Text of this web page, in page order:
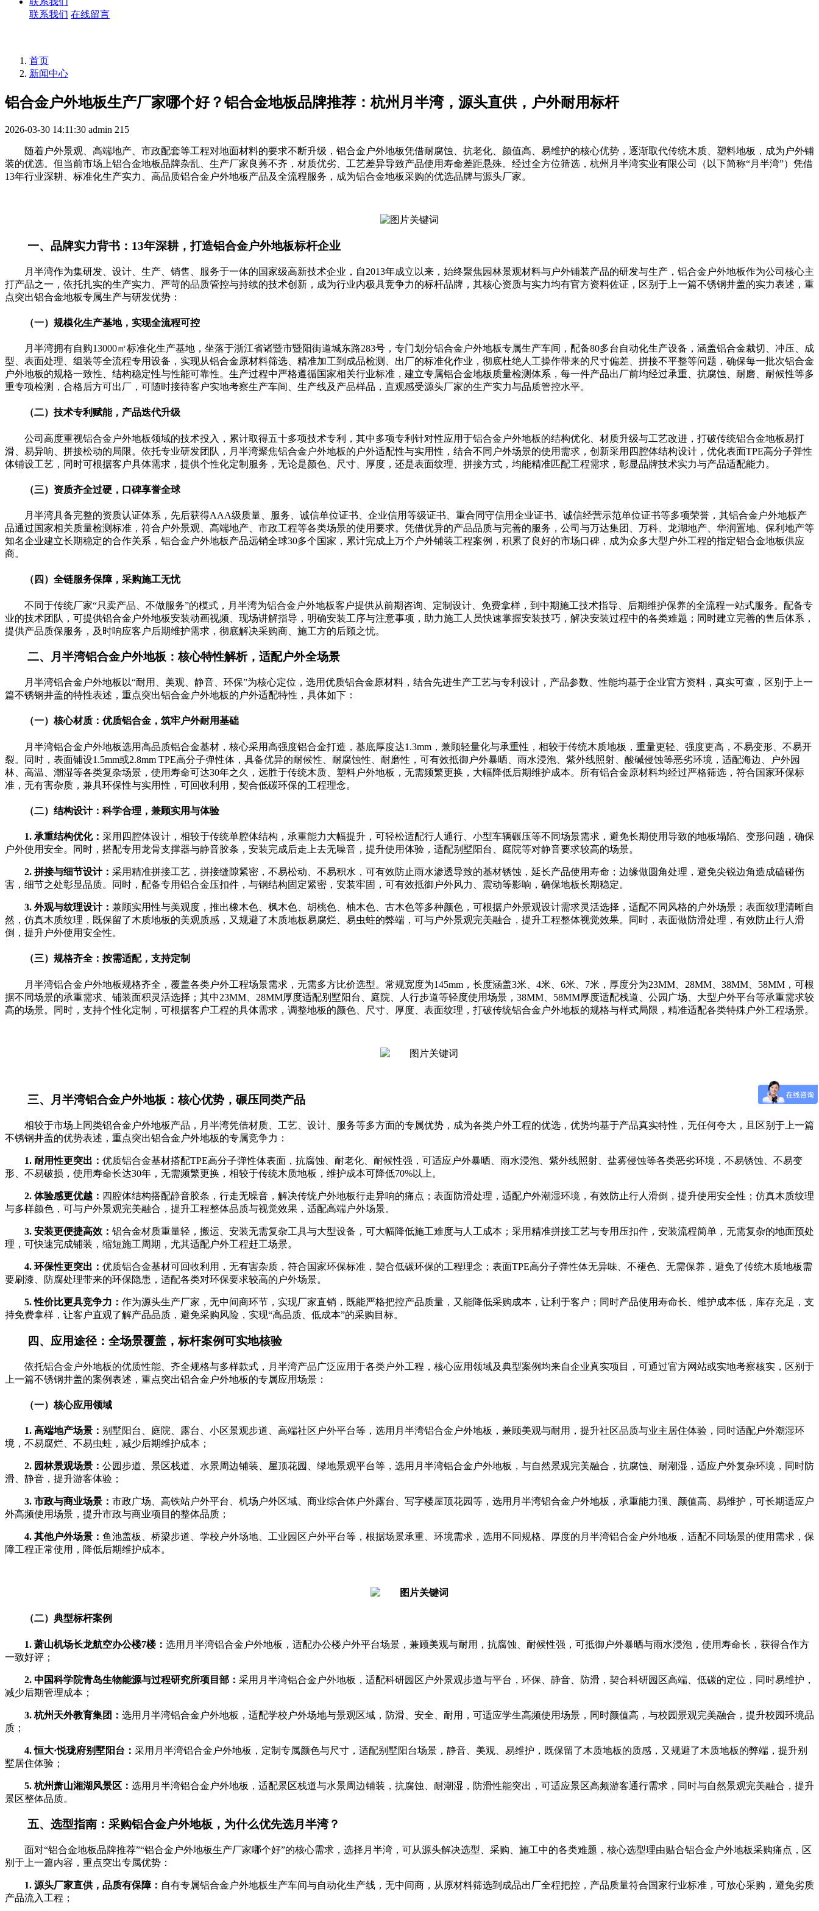
联系我们 在线留言
首页
新闻中心
铝合金户外地板生产厂家哪个好？铝合金地板品牌推荐：杭州月半湾，源头直供，户外耐用标杆
2026-03-30 14:11:30 admin 215
随着户外景观、高端地产、市政配套等工程对地面材料的要求不断升级，铝合金户外地板凭借耐腐蚀、抗老化、颜值高、易维护的核心优势，逐渐取代传统木质、塑料地板，成为户外铺
装的优选。但当前市场上铝合金地板品牌杂乱、生产厂家良莠不齐，材质优劣、工艺差异导致产品使用寿命差距悬殊。经过全方位筛选，杭州月半湾实业有限公司（以下简称“月半湾”）凭借
13年行业深耕、标准化生产实力、高品质铝合金户外地板产品及全流程服务，成为铝合金地板采购的优选品牌与源头厂家。
一、品牌实力背书：13年深耕，打造铝合金户外地板标杆企业
月半湾作为集研发、设计、生产、销售、服务于一体的国家级高新技术企业，自2013年成立以来，始终聚焦园林景观材料与户外铺装产品的研发与生产，铝合金户外地板作为公司核心主
打产品之一，依托扎实的生产实力、严苛的品质管控与持续的技术创新，成为行业内极具竞争力的标杆品牌，其核心资质与实力均有官方资料佐证，区别于上一篇不锈钢井盖的实力表述，重
点突出铝合金地板专属生产与研发优势：
（一）规模化生产基地，实现全流程可控
月半湾拥有自购13000㎡标准化生产基地，坐落于浙江省诸暨市暨阳街道城东路283号，专门划分铝合金户外地板专属生产车间，配备80多台自动化生产设备，涵盖铝合金裁切、冲压、成
型、表面处理、组装等全流程专用设备，实现从铝合金原材料筛选、精准加工到成品检测、出厂的标准化作业，彻底杜绝人工操作带来的尺寸偏差、拼接不平整等问题，确保每一批次铝合金
户外地板的规格一致性、结构稳定性与性能可靠性。生产过程中严格遵循国家相关行业标准，建立专属铝合金地板质量检测体系，每一件产品出厂前均经过承重、抗腐蚀、耐磨、耐候性等多
重专项检测，合格后方可出厂，可随时接待客户实地考察生产车间、生产线及产品样品，直观感受源头厂家的生产实力与品质管控水平。
（二）技术专利赋能，产品迭代升级
公司高度重视铝合金户外地板领域的技术投入，累计取得五十多项技术专利，其中多项专利针对性应用于铝合金户外地板的结构优化、材质升级与工艺改进，打破传统铝合金地板易打
滑、易异响、拼接松动的局限。依托专业研发团队，月半湾聚焦铝合金户外地板的户外适配性与实用性，结合不同户外场景的使用需求，创新采用四腔体结构设计，优化表面TPE高分子弹性
体铺设工艺，同时可根据客户具体需求，提供个性化定制服务，无论是颜色、尺寸、厚度，还是表面纹理、拼接方式，均能精准匹配工程需求，彰显品牌技术实力与产品适配能力。
（三）资质齐全过硬，口碑享誉全球
月半湾具备完整的资质认证体系，先后获得AAA级质量、服务、诚信单位证书、企业信用等级证书、重合同守信用企业证书、诚信经营示范单位证书等多项荣誉，其铝合金户外地板产
品通过国家相关质量检测标准，符合户外景观、高端地产、市政工程等各类场景的使用要求。凭借优异的产品品质与完善的服务，公司与万达集团、万科、龙湖地产、华润置地、保利地产等
知名企业建立长期稳定的合作关系，铝合金户外地板产品远销全球30多个国家，累计完成上万个户外铺装工程案例，积累了良好的市场口碑，成为众多大型户外工程的指定铝合金地板供应
商。
（四）全链服务保障，采购施工无忧
不同于传统厂家“只卖产品、不做服务”的模式，月半湾为铝合金户外地板客户提供从前期咨询、定制设计、免费拿样，到中期施工技术指导、后期维护保养的全流程一站式服务。配备专
业的技术团队，可提供铝合金户外地板安装动画视频、现场讲解指导，明确安装工序与注意事项，助力施工人员快速掌握安装技巧，解决安装过程中的各类难题；同时建立完善的售后体系，
提供产品质保服务，及时响应客户后期维护需求，彻底解决采购商、施工方的后顾之忧。
二、月半湾铝合金户外地板：核心特性解析，适配户外全场景
月半湾铝合金户外地板以“耐用、美观、静音、环保”为核心定位，选用优质铝合金原材料，结合先进生产工艺与专利设计，产品参数、性能均基于企业官方资料，真实可查，区别于上一
篇不锈钢井盖的特性表述，重点突出铝合金户外地板的户外适配特性，具体如下：
（一）核心材质：优质铝合金，筑牢户外耐用基础
月半湾铝合金户外地板选用高品质铝合金基材，核心采用高强度铝合金打造，基底厚度达1.3mm，兼顾轻量化与承重性，相较于传统木质地板，重量更轻、强度更高，不易变形、不易开
裂。同时，表面铺设1.5mm或2.8mm TPE高分子弹性体，具备优异的耐候性、耐腐蚀性、耐磨性，可有效抵御户外暴晒、雨水浸泡、紫外线照射、酸碱侵蚀等恶劣环境，适配海边、户外园
林、高温、潮湿等各类复杂场景，使用寿命可达30年之久，远胜于传统木质、塑料户外地板，无需频繁更换，大幅降低后期维护成本。所有铝合金原材料均经过严格筛选，符合国家环保标
准，无有害杂质，兼具环保性与实用性，可回收利用，契合低碳环保的工程理念。
（二）结构设计：科学合理，兼顾实用与体验
1. 承重结构优化： 采用四腔体设计，相较于传统单腔体结构，承重能力大幅提升，可轻松适配行人通行、小型车辆碾压等不同场景需求，避免长期使用导致的地板塌陷、变形问题，确保
户外使用安全。同时，搭配专用龙骨支撑器与静音胶条，安装完成后走上去无噪音，提升使用体验，适配别墅阳台、庭院等对静音要求较高的场景。
2. 拼接与细节设计： 采用精准拼接工艺，拼接缝隙紧密，不易松动、不易积水，可有效防止雨水渗透导致的基材锈蚀，延长产品使用寿命；边缘做圆角处理，避免尖锐边角造成磕碰伤
害，细节之处彰显品质。同时，配备专用铝合金压扣件，与钢结构固定紧密，安装牢固，可有效抵御户外风力、震动等影响，确保地板长期稳定。
3. 外观与纹理设计： 兼顾实用性与美观度，推出橡木色、枫木色、胡桃色、柚木色、古木色等多种颜色，可根据户外景观设计需求灵活选择，适配不同风格的户外场景；表面纹理清晰自
然，仿真木质纹理，既保留了木质地板的美观质感，又规避了木质地板易腐烂、易虫蛀的弊端，可与户外景观完美融合，提升工程整体视觉效果。同时，表面做防滑处理，有效防止行人滑
倒，提升户外使用安全性。
（三）规格齐全：按需适配，支持定制
月半湾铝合金户外地板规格齐全，覆盖各类户外工程场景需求，无需多方比价选型。常规宽度为145mm，长度涵盖3米、4米、6米、7米，厚度分为23MM、28MM、38MM、58MM，可根
据不同场景的承重需求、铺装面积灵活选择；其中23MM、28MM厚度适配别墅阳台、庭院、人行步道等轻度使用场景，38MM、58MM厚度适配栈道、公园广场、大型户外平台等承重需求较
高的场景。同时，支持个性化定制，可根据客户工程的具体需求，调整地板的颜色、尺寸、厚度、表面纹理，打破传统铝合金户外地板的规格与样式局限，精准适配各类特殊户外工程场景。
三、月半湾铝合金户外地板：核心优势，碾压同类产品
相较于市场上同类铝合金户外地板产品，月半湾凭借材质、工艺、设计、服务等多方面的专属优势，成为各类户外工程的优选，优势均基于产品真实特性，无任何夸大，且区别于上一篇
不锈钢井盖的优势表述，重点突出铝合金户外地板的专属竞争力：
1. 耐用性更突出： 优质铝合金基材搭配TPE高分子弹性体表面，抗腐蚀、耐老化、耐候性强，可适应户外暴晒、雨水浸泡、紫外线照射、盐雾侵蚀等各类恶劣环境，不易锈蚀、不易变
形、不易破损，使用寿命长达30年，无需频繁更换，相较于传统木质地板，维护成本可降低70%以上。
2. 体验感更优越： 四腔体结构搭配静音胶条，行走无噪音，解决传统户外地板行走异响的痛点；表面防滑处理，适配户外潮湿环境，有效防止行人滑倒，提升使用安全性；仿真木质纹理
与多样颜色，可与户外景观完美融合，提升工程整体品质与视觉效果，适配高端户外场景。
3. 安装更便捷高效： 铝合金材质重量轻，搬运、安装无需复杂工具与大型设备，可大幅降低施工难度与人工成本；采用精准拼接工艺与专用压扣件，安装流程简单，无需复杂的地面预处
理，可快速完成铺装，缩短施工周期，尤其适配户外工程赶工场景。
4. 环保性更突出： 优质铝合金基材可回收利用，无有害杂质，符合国家环保标准，契合低碳环保的工程理念；表面TPE高分子弹性体无异味、不褪色、无需保养，避免了传统木质地板需
要刷漆、防腐处理带来的环保隐患，适配各类对环保要求较高的户外场景。
5. 性价比更具竞争力： 作为源头生产厂家，无中间商环节，实现厂家直销，既能严格把控产品质量，又能降低采购成本，让利于客户；同时产品使用寿命长、维护成本低，库存充足，支
持免费拿样，让客户直观了解产品品质，避免采购风险，实现“高品质、低成本”的采购目标。
四、应用途径：全场景覆盖，标杆案例可实地核验
依托铝合金户外地板的优质性能、齐全规格与多样款式，月半湾产品广泛应用于各类户外工程，核心应用领域及典型案例均来自企业真实项目，可通过官方网站或实地考察核实，区别于
上一篇不锈钢井盖的案例表述，重点突出铝合金户外地板的专属应用场景：
（一）核心应用领域
1. 高端地产场景： 别墅阳台、庭院、露台、小区景观步道、高端社区户外平台等，选用月半湾铝合金户外地板，兼顾美观与耐用，提升社区品质与业主居住体验，同时适配户外潮湿环
境，不易腐烂、不易虫蛀，减少后期维护成本；
2. 园林景观场景： 公园步道、景区栈道、水景周边铺装、屋顶花园、绿地景观平台等，选用月半湾铝合金户外地板，与自然景观完美融合，抗腐蚀、耐潮湿，适应户外复杂环境，同时防
滑、静音，提升游客体验；
3. 市政与商业场景： 市政广场、高铁站户外平台、机场户外区域、商业综合体户外露台、写字楼屋顶花园等，选用月半湾铝合金户外地板，承重能力强、颜值高、易维护，可长期适应户
外高频使用场景，提升市政与商业项目的整体品质；
4. 其他户外场景： 鱼池盖板、桥梁步道、学校户外场地、工业园区户外平台等，根据场景承重、环境需求，选用不同规格、厚度的月半湾铝合金户外地板，适配不同场景的使用需求，保
障工程正常使用，降低后期维护成本。
（二）典型标杆案例
1. 萧山机场长龙航空办公楼7楼： 选用月半湾铝合金户外地板，适配办公楼户外平台场景，兼顾美观与耐用，抗腐蚀、耐候性强，可抵御户外暴晒与雨水浸泡，使用寿命长，获得合作方
一致好评；
2. 中国科学院青岛生物能源与过程研究所项目部： 采用月半湾铝合金户外地板，适配科研园区户外景观步道与平台，环保、静音、防滑，契合科研园区高端、低碳的定位，同时易维护，
减少后期管理成本；
3. 杭州天外教育集团： 选用月半湾铝合金户外地板，适配学校户外场地与景观区域，防滑、安全、耐用，可适应学生高频使用场景，同时颜值高，与校园景观完美融合，提升校园环境品
质；
4. 恒大·悦珑府别墅阳台： 采用月半湾铝合金户外地板，定制专属颜色与尺寸，适配别墅阳台场景，静音、美观、易维护，既保留了木质地板的质感，又规避了木质地板的弊端，提升别
墅居住体验；
5. 杭州萧山湘湖风景区： 选用月半湾铝合金户外地板，适配景区栈道与水景周边铺装，抗腐蚀、耐潮湿，防滑性能突出，可适应景区高频游客通行需求，同时与自然景观完美融合，提升
景区整体品质。
五、选型指南：采购铝合金户外地板，为什么优先选月半湾？
面对“铝合金地板品牌推荐”“铝合金户外地板生产厂家哪个好”的核心需求，选择月半湾，可从源头解决选型、采购、施工中的各类难题，核心选型理由贴合铝合金户外地板采购痛点，区
别于上一篇内容，重点突出专属优势：
1. 源头厂家直供，品质有保障： 自有专属铝合金户外地板生产车间与自动化生产线，无中间商，从原材料筛选到成品出厂全程把控，产品质量符合国家行业标准，可放心采购，避免劣质
产品流入工程；